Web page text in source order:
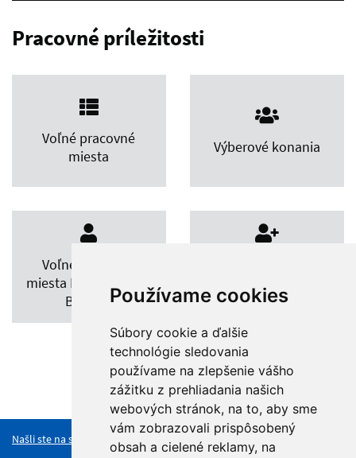
Používame cookies
Súbory cookie a ďalšie
technológie sledovania
používame na zlepšenie vášho
zážitku z prehliadania našich
webových stránok, na to, aby sme
vám zobrazovali prispôsobený
obsah a cielené reklamy, na
Pracovné príležitosti
Voľné pracovné
miesta
Výberové konania
Voľné pracovné
miesta RÚŠS Banská
Bystrica
RÚŠS Banská
Bystrica
Hore
Našli ste na stránke chybu?